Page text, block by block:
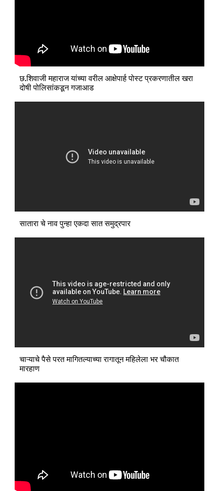
छ.शिवाजी महाराज यांच्या वरील आक्षेपार्ह पोस्ट प्रकरणातील खरा
दोषी पोलिसांकडून गजाआड
सातारा चे नाव पुन्हा एकदा सात समुद्रपार
चाऱ्याचे पैसे परत मागितल्याच्या रागातून महिलेला भर चौकात
मारहाण